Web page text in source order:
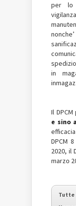
per lo
in
Il
e sino
DPCM
2020, il
marzo
Tutte